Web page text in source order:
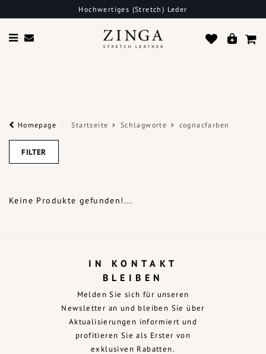
Hochwertiges (Stretch) Leder
Homepage Startseite Schlagworte cognacfarben
FILTER
Keine Produkte gefunden!...
IN KONTAKT
BLEIBEN
Melden Sie sich für unseren
Newsletter an und bleiben Sie über
Aktualisierungen informiert und
profitieren Sie als Erster von
exklusiven Rabatten.